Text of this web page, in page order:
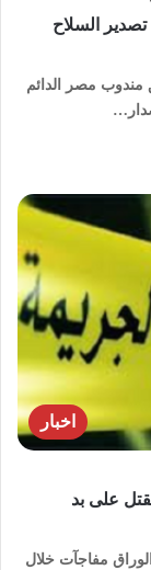
السلاح
مندوب مصر الدائم
اخبار
على بد
مفاجآت خلال